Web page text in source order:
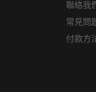
聯絡我
常見問
付款方